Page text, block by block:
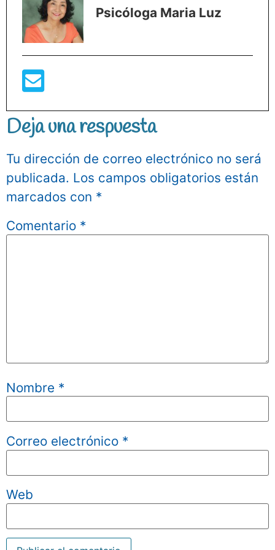
Psicóloga Maria Luz
Deja una respuesta
Tu dirección de correo electrónico no será
publicada. Los campos obligatorios están
marcados con *
Comentario *
Nombre *
Correo electrónico *
Web